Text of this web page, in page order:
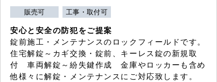
販売可 工事・取付可
安心と安全の防犯をご提案
錠前施工・メンテナンスのロックフィールドです。
住宅解錠～カギ交換・錠前、キーレス錠の新規取
付 車両解錠～紛失鍵作成 金庫やロッカーも含め
他様々に解錠・メンテナンスにご対応致します。